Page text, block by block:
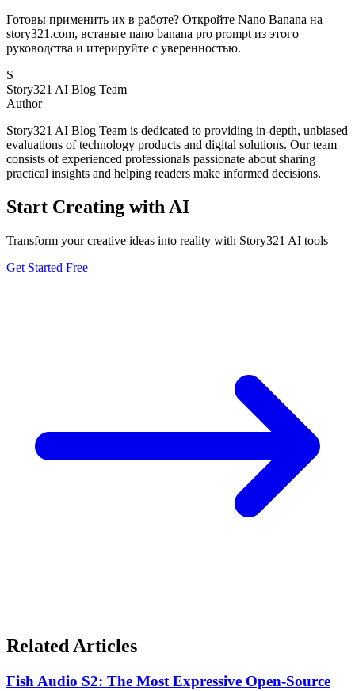
Готовы применить их в работе? Откройте Nano Banana на
story321.com, вставьте nano banana pro prompt из этого
руководства и итерируйте с уверенностью.
S
Story321 AI Blog Team
Author
Story321 AI Blog Team is dedicated to providing in-depth, unbiased
evaluations of technology products and digital solutions. Our team
consists of experienced professionals passionate about sharing
practical insights and helping readers make informed decisions.
Start Creating with AI
Transform your creative ideas into reality with Story321 AI tools
Get Started Free
Related Articles
Fish Audio S2: The Most Expressive Open-Source